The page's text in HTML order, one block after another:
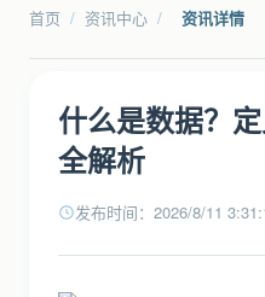
首页 / 资讯中心 / 资讯详情
什么是数据？
全解析
发布时间：2026/8/11